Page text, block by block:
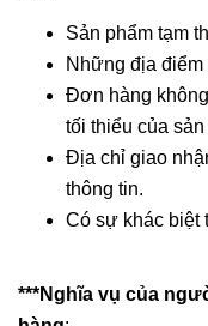
Sản phẩm tạm
Những địa điểm
Đơn hàng
tối thiểu của sản
Địa chỉ giao
thông tin.
Có sự khác biệt
***Nghĩa vụ của